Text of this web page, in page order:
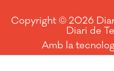
Copyright © 2026
Diari de
Amb la